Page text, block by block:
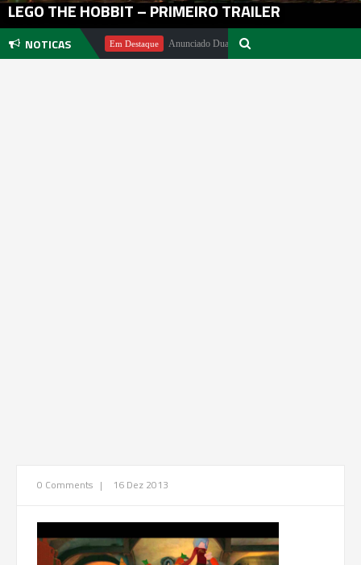
LEGO THE HOBBIT – PRIMEIRO TRAILER
NOTICAS
Pachter Em Destaque Anunciado DualSense The Last of Us Limited Edition
0 Comments | 16 Dez 2013